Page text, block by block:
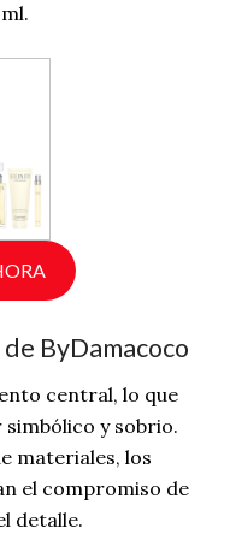
ByDamacoco
central, lo que
y sobrio.
materiales, los
el compromiso de
detalle.